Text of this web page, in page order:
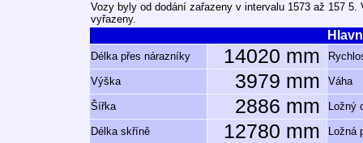
Vozy byly od dodání zařazeny v intervalu 1573 až 157
vyřazeny.
Délka přes nárazníky 14020 mm
Výška 3979 mm Váha
Šířka 2886 mm Ložný
Délka skříně 12780 mm
Ložná